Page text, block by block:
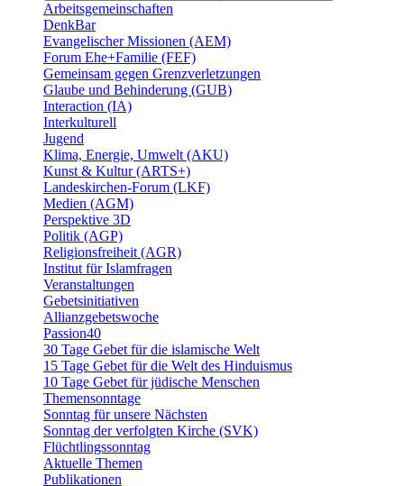
Arbeitsgemeinschaften
DenkBar
Evangelischer Missionen (AEM)
Forum Ehe+Familie (FEF)
Gemeinsam gegen Grenzverletzungen
Glaube und Behinderung (GUB)
Interaction (IA)
Interkulturell
Jugend
Klima, Energie, Umwelt (AKU)
Kunst & Kultur (ARTS+)
Landeskirchen-Forum (LKF)
Medien (AGM)
Perspektive 3D
Politik (AGP)
Religionsfreiheit (AGR)
Institut für Islamfragen
Veranstaltungen
Gebetsinitiativen
Allianzgebetswoche
Passion40
30 Tage Gebet für die islamische Welt
15 Tage Gebet für die Welt des Hinduismus
10 Tage Gebet für jüdische Menschen
Themensonntage
Sonntag für unsere Nächsten
Sonntag der verfolgten Kirche (SVK)
Flüchtlingssonntag
Aktuelle Themen
Publikationen